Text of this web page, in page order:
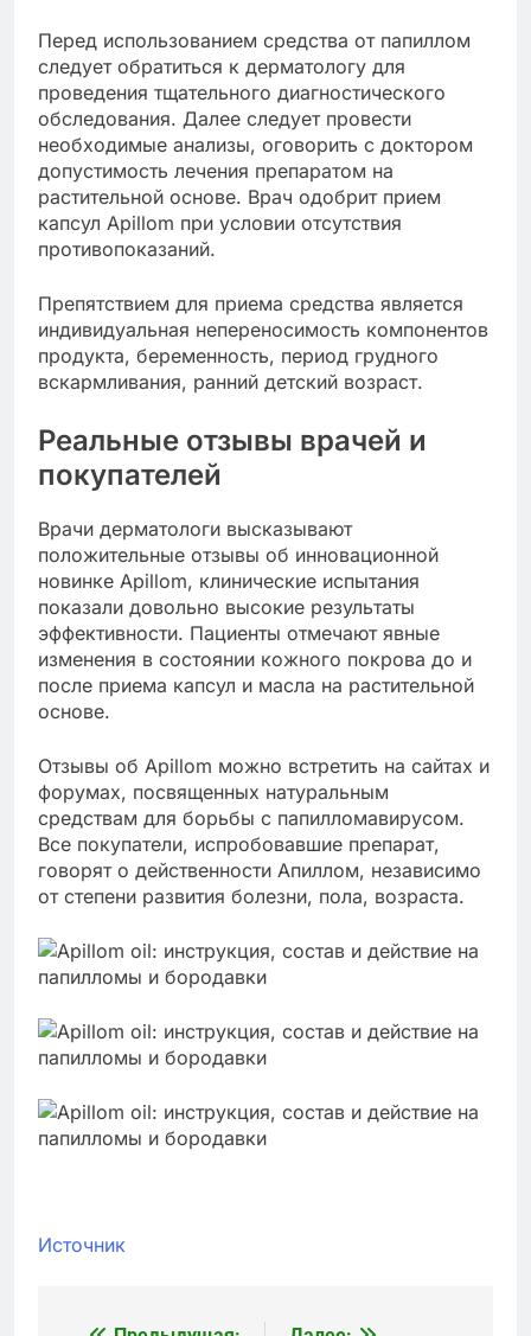
Перед использованием средства от папиллом
следует обратиться к дерматологу для
проведения тщательного диагностического
обследования. Далее следует провести
необходимые анализы, оговорить с доктором
допустимость лечения препаратом на
растительной основе. Врач одобрит прием
капсул Apillom при условии отсутствия
противопоказаний.
Препятствием для приема средства является
индивидуальная непереносимость компонентов
продукта, беременность, период грудного
вскармливания, ранний детский возраст.
Реальные отзывы врачей и
покупателей
Врачи дерматологи высказывают
положительные отзывы об инновационной
новинке Apillom, клинические испытания
показали довольно высокие результаты
эффективности. Пациенты отмечают явные
изменения в состоянии кожного покрова до и
после приема капсул и масла на растительной
основе.
Отзывы об Apillom можно встретить на сайтах и
форумах, посвященных натуральным
средствам для борьбы с папилломавирусом.
Все покупатели, испробовавшие препарат,
говорят о действенности Апиллом, независимо
от степени развития болезни, пола, возраста.
Источник